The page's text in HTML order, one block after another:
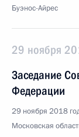
Буэнос-Айрес
29 ноября
Заседание
Федерации
29 ноября 2018
Московская